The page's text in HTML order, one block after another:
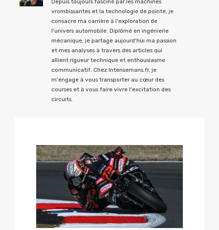
vrombissantes et la technologie de pointe, je
consacre ma carrière à l'exploration de
l'univers automobile. Diplômé en ingénierie
mécanique, je partage aujourd'hui ma passion
et mes analyses à travers des articles qui
allient rigueur technique et enthousiasme
communicatif. Chez Intensemans.fr, je
m'engage à vous transporter au cœur des
courses et à vous faire vivre l'excitation des
circuits.